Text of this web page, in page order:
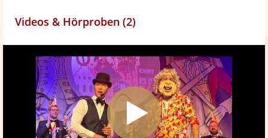
Videos & Hörproben (2)